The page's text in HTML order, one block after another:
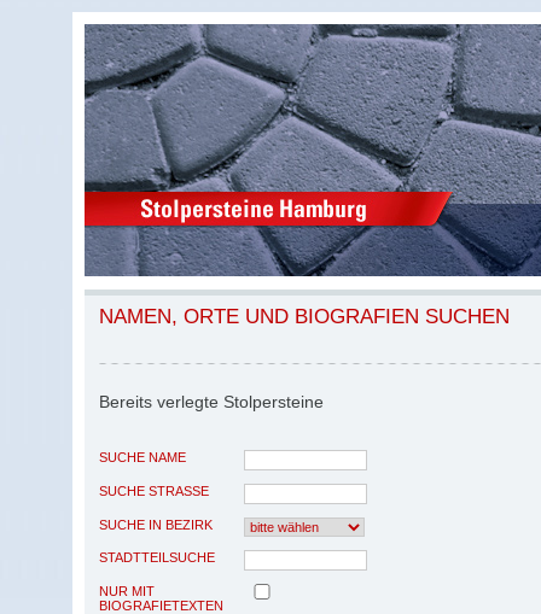
NAMEN, ORTE UND BIOGRAFIEN SUCHEN
Bereits verlegte Stolpersteine
SUCHE NAME
SUCHE STRASSE
SUCHE IN BEZIRK
STADTTEILSUCHE
NUR MIT
BIOGRAFIETEXTEN